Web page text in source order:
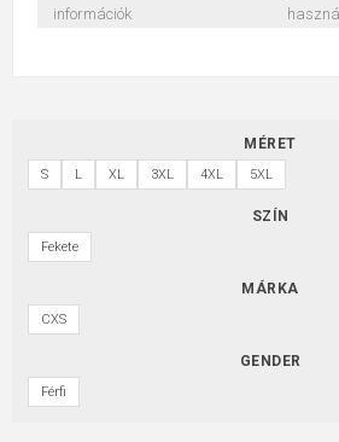
információk
MÉRET
S L XL 3XL 4XL 5XL
SZÍN
Fekete
MÁRKA
CXS
GENDER
Férfi